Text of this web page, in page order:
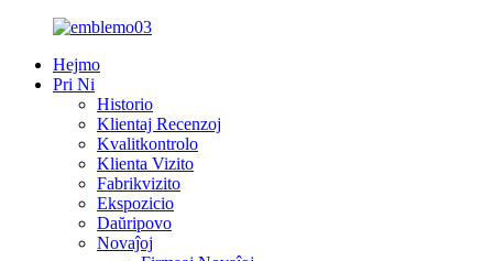
Hejmo
Pri Ni
Historio
Klientaj Recenzoj
Kvalitkontrolo
Klienta Vizito
Fabrikvizito
Ekspozicio
Daŭripovo
Novaĵoj